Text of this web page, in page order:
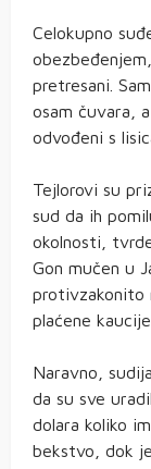
Celokupno
pretresani.
osam čuvara,
odvođeni s
Tejlorovi su
sud da ih
okolnosti,
Gon mučen u
protivzakonito
plaćene kaucije.
Naravno,
da su sve
dolara koliko
bekstvo, dok